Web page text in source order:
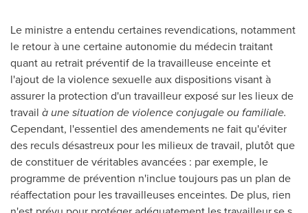
Le ministre a entendu certaines revendications, notamment
le retour à une certaine autonomie du médecin traitant
quant au retrait préventif de la travailleuse enceinte et
l'ajout de la violence sexuelle aux dispositions visant à
assurer la protection d'un travailleur exposé sur les lieux de
travail à une situation de violence conjugale ou familiale.
Cependant, l'essentiel des amendements ne fait qu'éviter
des reculs désastreux pour les milieux de travail, plutôt que
de constituer de véritables avancées : par exemple, le
programme de prévention n'inclue toujours pas un plan de
réaffectation pour les travailleuses enceintes. De plus, rien